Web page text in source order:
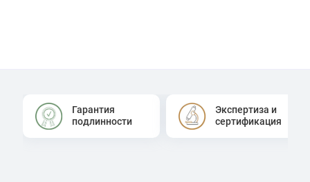
Гарантия
подлинности
Экспертиза и
сертификация